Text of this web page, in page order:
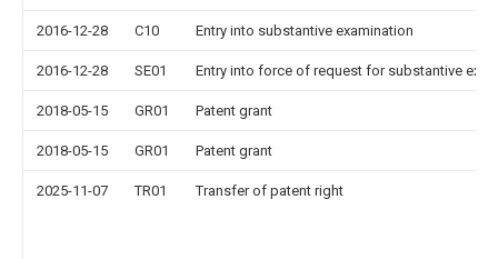
2016-12-28 C10 Entry into substantive examination
2016-12-28 SE01 Entry into force of request for substantive
2018-05-15 GR01 Patent grant
2018-05-15 GR01 Patent grant
2025-11-07 TR01 Transfer of patent right